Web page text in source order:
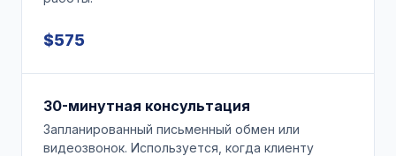
$575
30-минутная консультация
Запланированный письменный обмен или
видеозвонок. Используется, когда клиенту